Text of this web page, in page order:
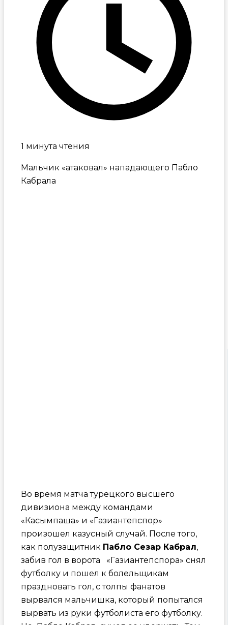
1 минута чтения
Мальчик «атаковал» нападающего Пабло
Кабрала
Во время матча турецкого высшего
дивизиона между командами
«Касымпаша» и «Газиантепспор»
произошел казусный случай. После того,
как полузащитник Пабло Сезар Кабрал,
забив гол в ворота «Газиантепспора» снял
футболку и пошел к болельщикам
праздновать гол, с толпы фанатов
вырвался мальчишка, который попытался
вырвать из руки футболиста его футболку.